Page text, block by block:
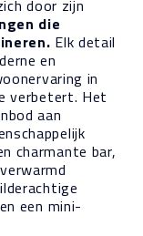
door zijn
die
Elk detail
en
in
verbetert. Het
aan
charmante bar,
een mini-